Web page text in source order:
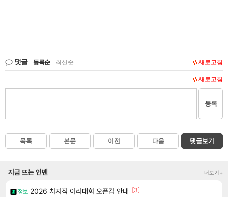
댓글 등록순 최신순 새로고침
새로고침
등록
목록 본문 이전 다음 댓글보기
지금 뜨는 인벤 더보기+
정보 2026 치지직 이리대회 오픈컵 안내 [3]